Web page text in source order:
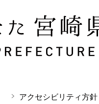
PREFECTURE
アクセシビリティ方針